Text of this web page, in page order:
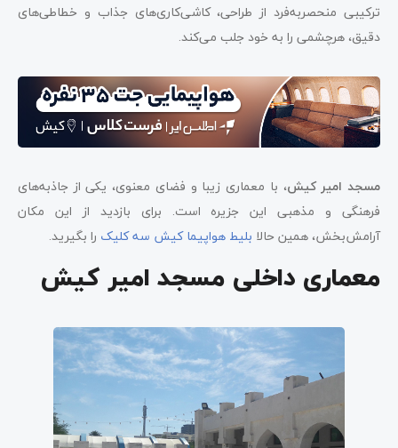
ترکیبی منحصربه‌فرد از طراحی، کاشی‌کاری‌های جذاب و خطاطی‌های
دقیق، هرچشمی را به خود جلب می‌کند.
مسجد امیر کیش، با معماری زیبا و فضای معنوی، یکی از جاذبه‌های
فرهنگی و مذهبی این جزیره است. برای بازدید از این مکان
آرامش‌بخش، همین حالا بلیط هواپیما کیش سه کلیک را بگیرید.
معماری داخلی مسجد امیر کیش